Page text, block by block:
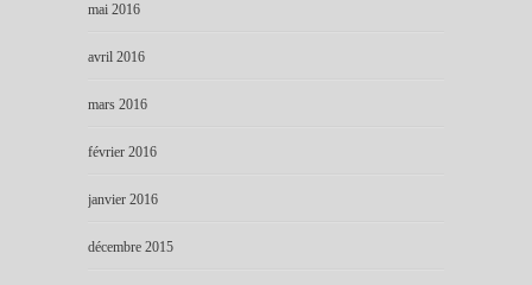
mai 2016
avril 2016
mars 2016
février 2016
janvier 2016
décembre 2015